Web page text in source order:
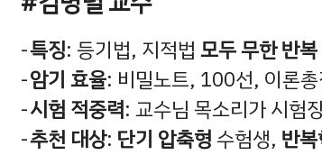
특징: 등기법, 지적법 모두 무한 반
암기 효율: 비밀노트, 100선, 이론
시험 적중력: 교수님 목소리가 시험
추천 대상: 단기 압축형수험생, 반